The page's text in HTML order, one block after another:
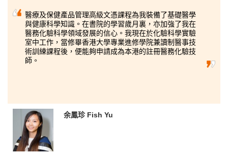
子。因此，書院促進了我的身心全面發展。
醫療及保健產品管理高級文憑課程為我裝備了基礎醫學
與健康科學知識。在書院的學習歲月裏，亦加強了我在
醫務化驗科學領域發展的信心。我現在於化驗科學實驗
室中工作，當修畢香港大學專業進修學院兼讀制醫事技
術訓練課程後，便能夠申請成為本港的註冊醫務化驗技
師。
余鳳珍 Fish Yu